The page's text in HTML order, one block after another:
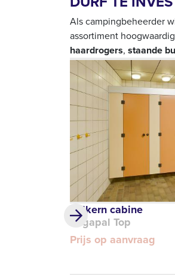
Als campingbeheerder
assortiment
haardrogers, staande
Volkern cabine
Rogapal Top
Prijs op aanvraag